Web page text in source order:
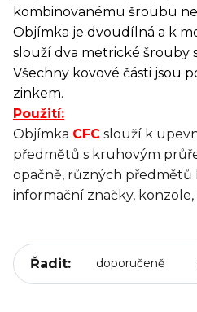
kombinovanému šroubu
Objímka je dvoudílná a k
slouží dva metrické šrouby
Všechny kovové části jsou
zinkem.
Použití:
Objímka CFC slouží k
předmětů s kruhovým
opačně, různých předmětů
informační značky, konzole,
Řadit: